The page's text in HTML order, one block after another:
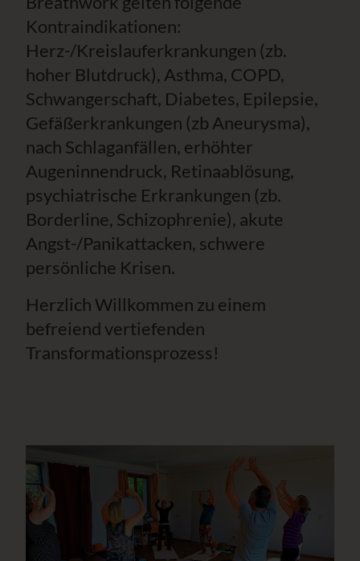
Kontraindikationen:
Herz-/Kreislauferkrankungen (zb.
hoher Blutdruck), Asthma, COPD,
Schwangerschaft, Diabetes, Epilepsie,
Gefäßerkrankungen (zb Aneurysma),
nach Schlaganfällen, erhöhter
Augeninnendruck, Retinaablösung,
psychiatrische Erkrankungen (zb.
Borderline, Schizophrenie), akute
Angst-/Panikattacken, schwere
persönliche Krisen.
Herzlich Willkommen zu einem
befreiend vertiefenden
Transformationsprozess!